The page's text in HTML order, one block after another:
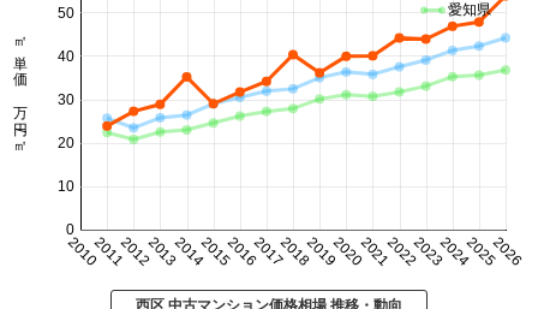
20102011201220132014201520162017201820192020202120222023202420252026
0
10
20
30
40
50
㎡単価 万円/㎡
愛知県